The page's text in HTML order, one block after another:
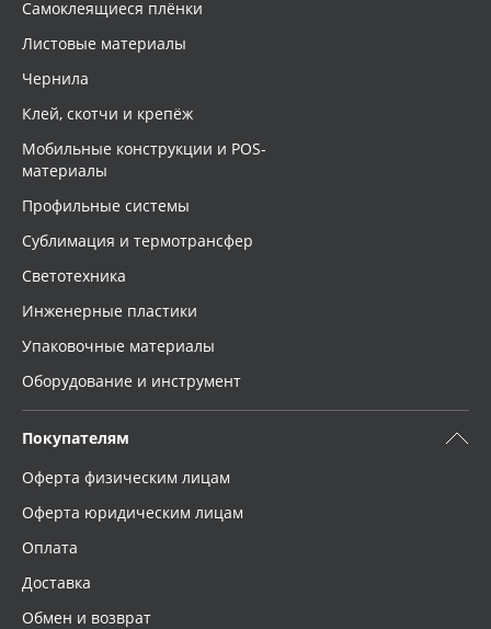
Самоклеящиеся плёнки
Листовые материалы
Чернила
Клей, скотчи и крепёж
Мобильные конструкции и POS-
материалы
Профильные системы
Сублимация и термотрансфер
Светотехника
Инженерные пластики
Упаковочные материалы
Оборудование и инструмент
Покупателям
Оферта физическим лицам
Оферта юридическим лицам
Оплата
Доставка
Обмен и возврат